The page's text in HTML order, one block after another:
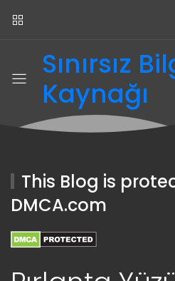
Sınırsız
Kaynağı
This Blog is
DMCA.com